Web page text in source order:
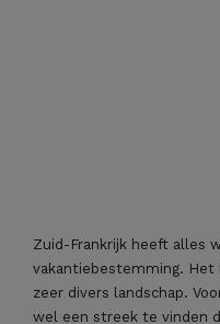
Zuid-Frankrijk heeft alles
vakantiebestemming.
zeer divers landschap.
wel een streek te vinden